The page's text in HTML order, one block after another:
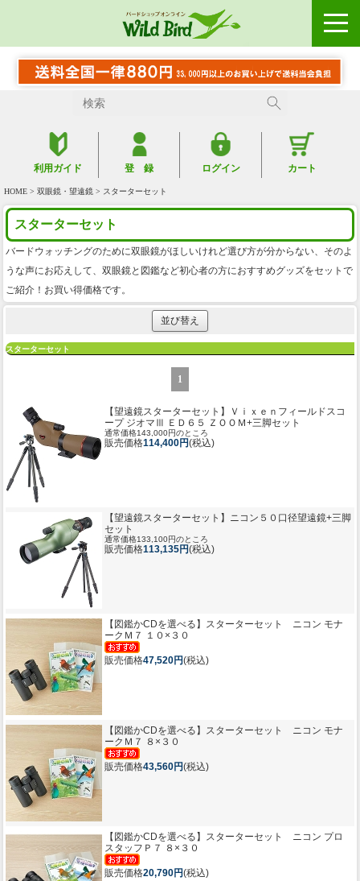
利用ガイド 登 録 ログイン カート
HOME > 双眼鏡・望遠鏡 > スターターセット
スターターセット
バードウォッチングのために双眼鏡がほしいけれど選び方が分からない、そのよ
うな声にお応えして、双眼鏡と図鑑など初心者の方におすすめグッズをセットで
ご紹介！お買い得価格です。
並び替え
スターターセット
1
【望遠鏡スターターセット】Ｖｉｘｅｎフィールドスコ
ープ ジオマⅢ ＥＤ６５ ＺＯＯＭ+三脚セット
通常価格143,000円のところ
販売価格114,400円(税込)
【望遠鏡スターターセット】ニコン５０口径望遠鏡+三脚
セット
通常価格133,100円のところ
販売価格113,135円(税込)
【図鑑かCDを選べる】 スターターセット ニコン モナ
ークＭ７ １０×３０
販売価格47,520円(税込)
【図鑑かCDを選べる】 スターターセット ニコン モナ
ークＭ７ ８×３０
販売価格43,560円(税込)
【図鑑かCDを選べる】 スターターセット ニコン プロ
スタッフＰ７ ８×３０
販売価格20,790円(税込)